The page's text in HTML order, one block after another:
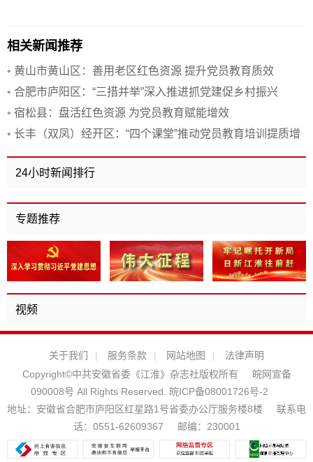
相关新闻推荐
• 黄山市黄山区：善用老区红色资源 提升党员教育质效
• 合肥市庐阳区：“三措并举”深入推进抓党建促乡村振兴
• 宿松县：盘活红色资源 为党员教育赋能增效
• 长丰（双凤）经开区：“四个课堂”推动党员教育培训提质增
效
24小时新闻排行
专题推荐
视频
关于我们 | 服务条款 | 网站地图 |
法律声明
Copyright©中共安徽省委《江淮》杂志社版权所有
皖网宣备
090008号 All Rights Reserved.
皖ICP备08001726号-2
地址：安徽省合肥市庐阳区红星路1号省委办公厅服务楼8楼
联系电
话：0551-62609367
邮编：230001